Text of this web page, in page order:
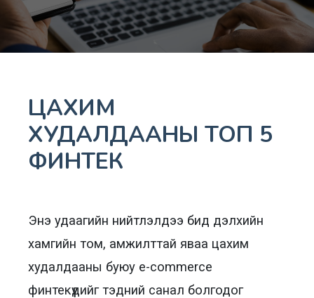
ЦАХИМ
ХУДАЛДААНЫ ТОП 5
ФИНТЕК
Энэ удаагийн нийтлэлдээ бид дэлхийн
хамгийн том, амжилттай яваа цахим
худалдааны буюу e-commerce
финтекүүдийг тэдний санал болгодог